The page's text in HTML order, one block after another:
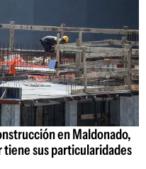
en Maldonado,
sus particularidades